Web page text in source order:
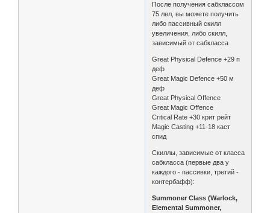
После получения сабклассом
75 лвл, вы можете получить
либо пассивный скилл
увеличения, либо скилл,
зависимый от сабкласса
Great Physical Defence +29 п
деф
Great Magic Defence +50 м
деф
Great Physical Offence
Great Magic Offence
Critical Rate +30 крит рейт
Magic Casting +11-18 каст
спид
Скиллы, зависимые от класса
сабкласса (первые два у
каждого - пассивки, третий -
контербафф):
Summoner Class (Warlock,
Elemental Summoner,